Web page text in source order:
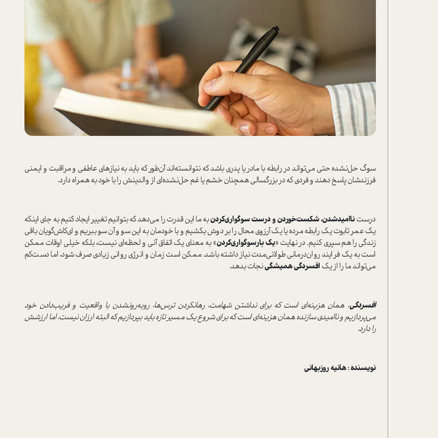
سوگ حل‌نشده حتی می‌تواند در رابطه با مادر یا پدری باشد که نتوانسته‌اند آن‌طور که باید به نیاز‌های عاطفی و مراقبت و ایمنی
فرزندشان پاسخ دهند و فردی که در بزرگسالی همچنان خشم یا غم حل‌نشده‌ای از والدینش را با خود به همراه دارد.
درستناامیدشدن، شکست‌خوردن و درست سوگواری‌کردنبه ما این قدرت را می‌دهد که بتوانیم تغییر ایجاد کنیم به جای اینکه
یک عمر تابوت یک رابطه مرده یا یک آرزوی محال را بر دوش بکشیم و با خودمان به این سو و آن سو ببریم و‌ ای‌کاش‌گویان باقی
زندگی را هم سپری کنیم. در نهایت «یک بارسوگواری‌کردن» به معنای یک اتفاق آنی و لحظه‌ای نیست، بلکه خیلی اوقات ممکن
است به یک فرایند روان‌درمانی طولانی‌مدت نیاز داشته باشد. ممکن است زمان و انرژی روانی زیادی صرف شود، اما دست‌کم
می‌تواند ما را از یک افسردگی همیشگینجات بدهد.
افسردگی، همان هزینه‌ای است که برای نداشتن شهامت، ر‌هانکردن ترس‌ها، روبه‌رونشدن با واقعیت و فریب‌دادن خود
می‌پردازیم و ناامیدی سازنده همان هزینه‌ای است که برای شروع یک مسیر تازه باید بپردازیم که البته ارزان نیست، اما ارزشش
را دارد.
نویسنده : هانیه روزبهانی